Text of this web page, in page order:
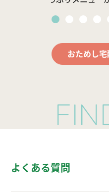
おためし宅
FIND
よくある質問